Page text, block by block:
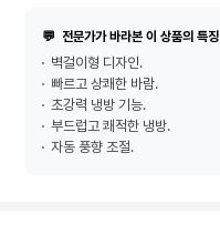
💬 전문가가 바라본 이 상품의 특징
벽걸이형 디자인.
빠르고 상쾌한 바람.
초강력 냉방 기능.
부드럽고 쾌적한 냉방.
자동 풍향 조절.